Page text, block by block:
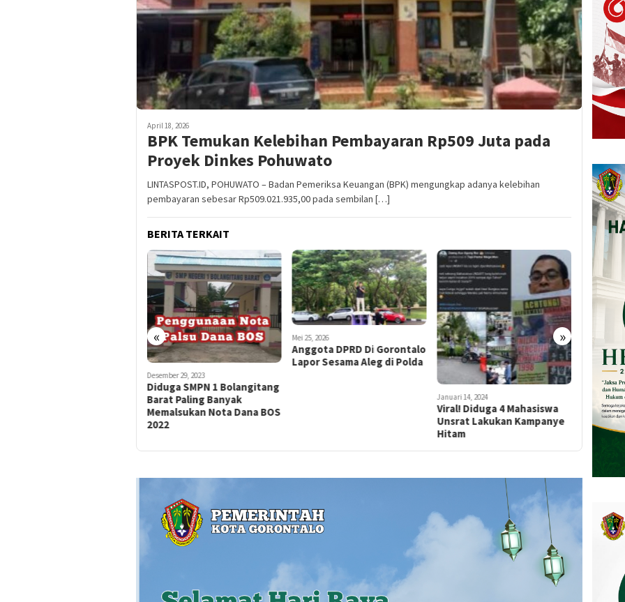
April 18, 2026
BPK Temukan Kelebihan Pembayaran Rp509 Juta pada
Proyek Dinkes Pohuwato
LINTASPOST.ID, POHUWATO – Badan Pemeriksa Keuangan (BPK) mengungkap adanya kelebihan
pembayaran sebesar Rp509.021.935,00 pada sembilan […]
BERITA TERKAIT
« »
Desember 29, 2023
Diduga SMPN 1 Bolangitang
Barat Paling Banyak
Memalsukan Nota Dana BOS
2022
Mei 25, 2026
Anggota DPRD Di Gorontalo
Lapor Sesama Aleg di Polda
Januari 14, 2024
Viral! Diduga 4 Mahasiswa
Unsrat Lakukan Kampanye
Hitam
Juli 14, 2026
Diduga
Harga
Studio